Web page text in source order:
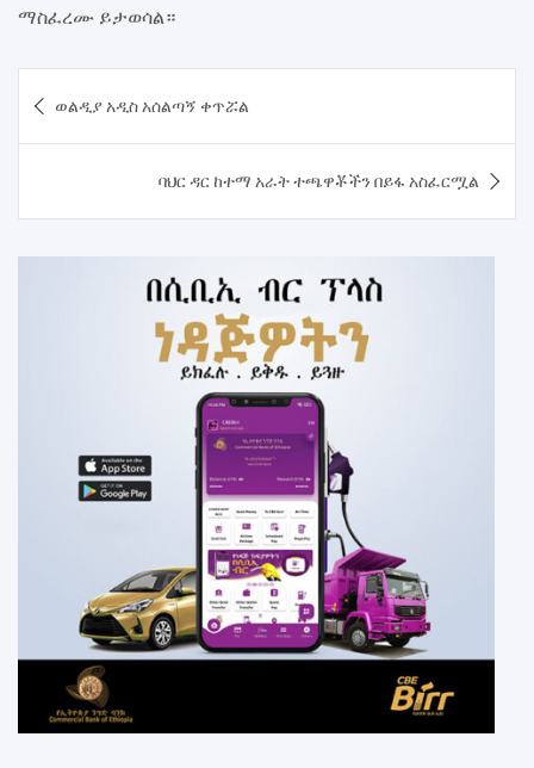
ማስፈረሙ ይታወሳል።
navigation
ወልዲያ አዲስ አሰልጣኝ ቀጥሯል
ባህር ዳር ከተማ አራት ተጫዋቾችን በይፋ አስፈርሟል